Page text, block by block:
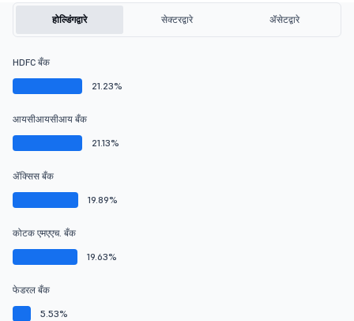
होल्डिंगद्वारे सेक्टरद्वारे ॲसेटद्वारे
HDFC बँक
21.23%
आयसीआयसीआय बँक
21.13%
ॲक्सिस बँक
19.89%
कोटक एमएएच. बँक
19.63%
फेडरल बँक
5.53%